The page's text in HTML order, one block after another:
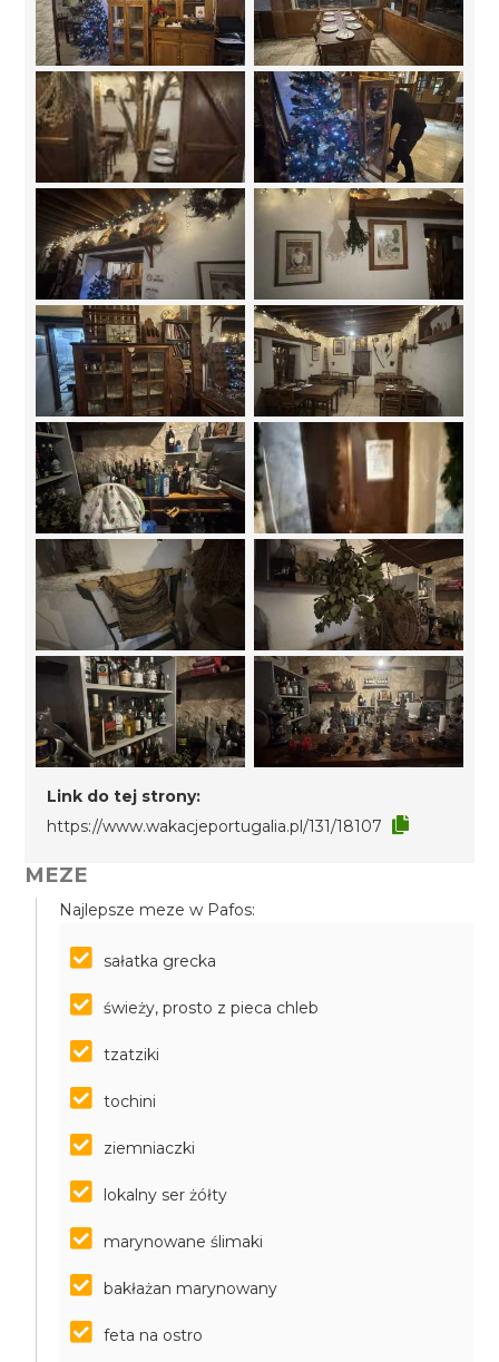
Link do tej strony:
https://www.wakacjeportugalia.pl/131/18107
MEZE
Najlepsze meze w Pafos:
sałatka grecka
świeży, prosto z pieca chleb
tzatziki
tochini
ziemniaczki
lokalny ser żółty
marynowane ślimaki
bakłażan marynowany
feta na ostro